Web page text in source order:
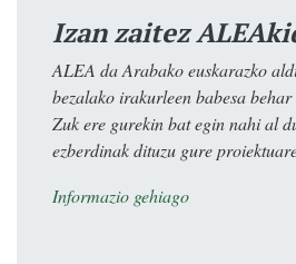
Izan zaitez
ALEA da Arabako euskarazko
bezalako irakurleen babesa
Zuk ere gurekin bat egin nahi al
ezberdinak dituzu gure
Informazio gehiago